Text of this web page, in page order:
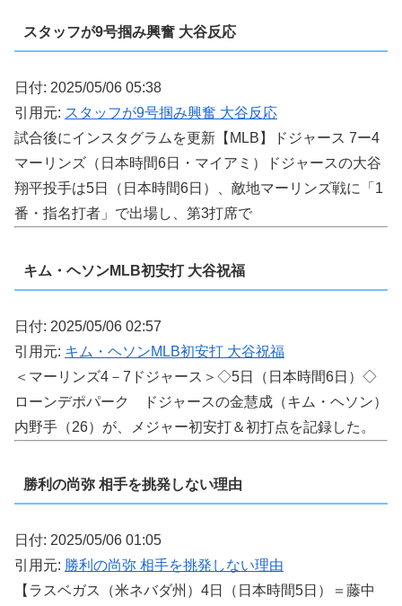
スタッフが9号掴み興奮 大谷反応
日付: 2025/05/06 05:38
引用元: スタッフが9号掴み興奮 大谷反応
試合後にインスタグラムを更新【MLB】ドジャース 7ー4
マーリンズ（日本時間6日・マイアミ）ドジャースの大谷
翔平投手は5日（日本時間6日）、敵地マーリンズ戦に「1
番・指名打者」で出場し、第3打席で
キム・ヘソンMLB初安打 大谷祝福
日付: 2025/05/06 02:57
引用元: キム・ヘソンMLB初安打 大谷祝福
＜マーリンズ4－7ドジャース＞◇5日（日本時間6日）◇
ローンデポパーク ドジャースの金慧成（キム・ヘソン）
内野手（26）が、メジャー初安打＆初打点を記録した。
勝利の尚弥 相手を挑発しない理由
日付: 2025/05/06 01:05
引用元: 勝利の尚弥 相手を挑発しない理由
【ラスベガス（米ネバダ州）4日（日本時間5日）＝藤中